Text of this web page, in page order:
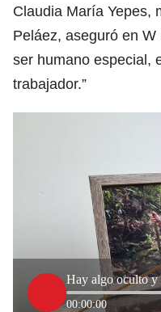
Claudia María Yepes,
Peláez, aseguró en W
ser humano especial,
trabajador.”
00:00:00